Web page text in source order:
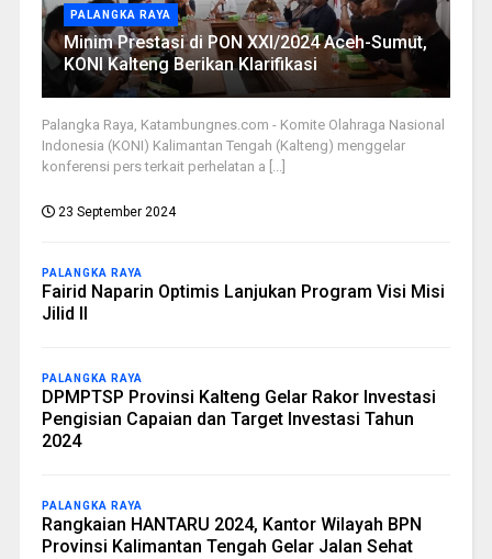
PALANGKA RAYA
Minim Prestasi di PON XXI/2024 Aceh-Sumut,
KONI Kalteng Berikan Klarifikasi
Palangka Raya, Katambungnes.com - Komite Olahraga Nasional
Indonesia (KONI) Kalimantan Tengah (Kalteng) menggelar
konferensi pers terkait perhelatan a [...]
23 September 2024
PALANGKA RAYA
Fairid Naparin Optimis Lanjukan Program Visi Misi
Jilid II
PALANGKA RAYA
DPMPTSP Provinsi Kalteng Gelar Rakor Investasi
Pengisian Capaian dan Target Investasi Tahun
2024
PALANGKA RAYA
Rangkaian HANTARU 2024, Kantor Wilayah BPN
Provinsi Kalimantan Tengah Gelar Jalan Sehat